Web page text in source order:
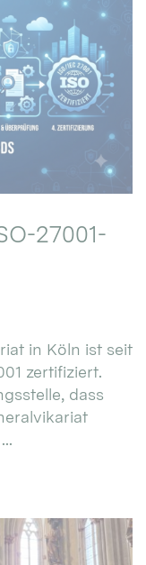
27001-
in Köln ist seit
zertifiziert.
dass